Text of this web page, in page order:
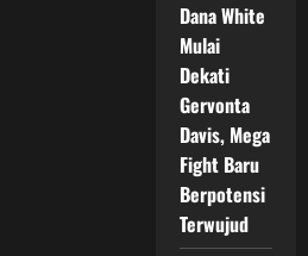
Dana White
Mulai
Dekati
Gervonta
Davis, Mega
Fight Baru
Berpotensi
Terwujud